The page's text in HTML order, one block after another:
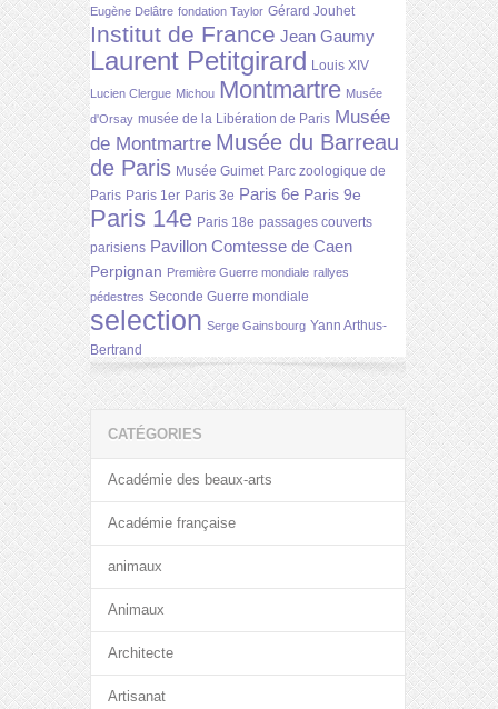
Eugène Delâtre fondation Taylor Gérard Jouhet
Institut de France Jean Gaumy
Laurent Petitgirard Louis XIV
Lucien Clergue Michou Montmartre Musée
d'Orsay musée de la Libération de Paris Musée
de Montmartre Musée du Barreau
de Paris Musée Guimet Parc zoologique de
Paris Paris 1er Paris 3e Paris 6e Paris 9e
Paris 14e Paris 18e passages couverts
parisiens Pavillon Comtesse de Caen
Perpignan Première Guerre mondiale rallyes
pédestres Seconde Guerre mondiale
selection Serge Gainsbourg Yann Arthus-
Bertrand
CATÉGORIES
Académie des beaux-arts
Académie française
animaux
Animaux
Architecte
Artisanat